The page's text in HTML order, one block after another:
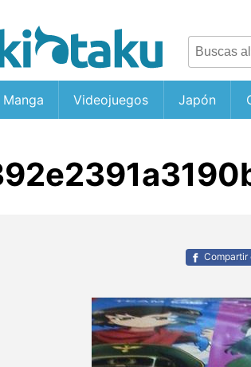
Manga Videojuegos Japón
Compartir